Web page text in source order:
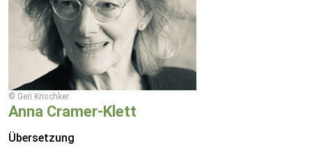
© Geri Krischker
Anna Cramer-Klett
Übersetzung